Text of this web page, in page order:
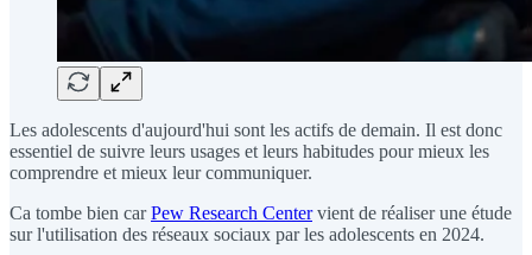
Les adolescents d'aujourd'hui sont les actifs de demain. Il est donc
essentiel de suivre leurs usages et leurs habitudes pour mieux les
comprendre et mieux leur communiquer.
Ca tombe bien carPew Research Centervient de réaliser une étude
sur l'utilisation des réseaux sociaux par les adolescents en 2024.